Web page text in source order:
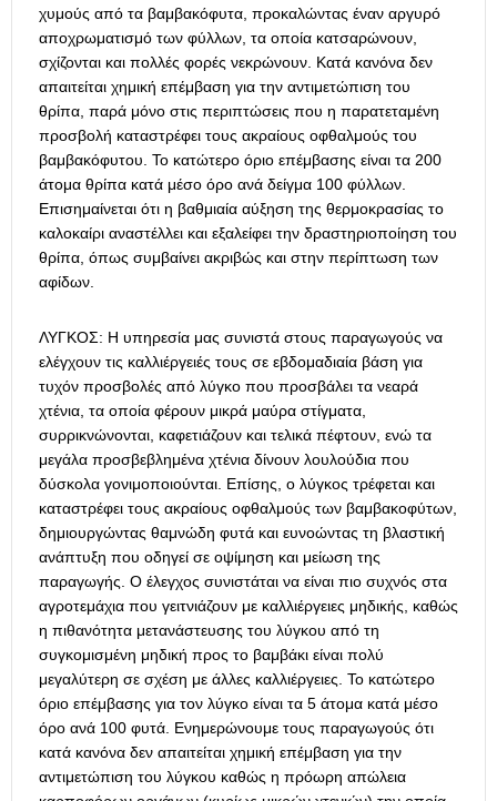
χυμούς από τα βαμβακόφυτα, προκαλώντας έναν αργυρό
αποχρωματισμό των φύλλων, τα οποία κατσαρώνουν,
σχίζονται και πολλές φορές νεκρώνουν. Κατά κανόνα δεν
απαιτείται χημική επέμβαση για την αντιμετώπιση του
θρίπα, παρά μόνο στις περιπτώσεις που η παρατεταμένη
προσβολή καταστρέφει τους ακραίους οφθαλμούς του
βαμβακόφυτου. Το κατώτερο όριο επέμβασης είναι τα 200
άτομα θρίπα κατά μέσο όρο ανά δείγμα 100 φύλλων.
Επισημαίνεται ότι η βαθμιαία αύξηση της θερμοκρασίας το
καλοκαίρι αναστέλλει και εξαλείφει την δραστηριοποίηση του
θρίπα, όπως συμβαίνει ακριβώς και στην περίπτωση των
αφίδων.
ΛΥΓΚΟΣ: Η υπηρεσία μας συνιστά στους παραγωγούς να
ελέγχουν τις καλλιέργειές τους σε εβδομαδιαία βάση για
τυχόν προσβολές από λύγκο που προσβάλει τα νεαρά
χτένια, τα οποία φέρουν μικρά μαύρα στίγματα,
συρρικνώνονται, καφετιάζουν και τελικά πέφτουν, ενώ τα
μεγάλα προσβεβλημένα χτένια δίνουν λουλούδια που
δύσκολα γονιμοποιούνται. Επίσης, ο λύγκος τρέφεται και
καταστρέφει τους ακραίους οφθαλμούς των βαμβακοφύτων,
δημιουργώντας θαμνώδη φυτά και ευνοώντας τη βλαστική
ανάπτυξη που οδηγεί σε οψίμηση και μείωση της
παραγωγής. Ο έλεγχος συνιστάται να είναι πιο συχνός στα
αγροτεμάχια που γειτνιάζουν με καλλιέργειες μηδικής, καθώς
η πιθανότητα μετανάστευσης του λύγκου από τη
συγκομισμένη μηδική προς το βαμβάκι είναι πολύ
μεγαλύτερη σε σχέση με άλλες καλλιέργειες. Το κατώτερο
όριο επέμβασης για τον λύγκο είναι τα 5 άτομα κατά μέσο
όρο ανά 100 φυτά. Ενημερώνουμε τους παραγωγούς ότι
κατά κανόνα δεν απαιτείται χημική επέμβαση για την
αντιμετώπιση του λύγκου καθώς η πρόωρη απώλεια